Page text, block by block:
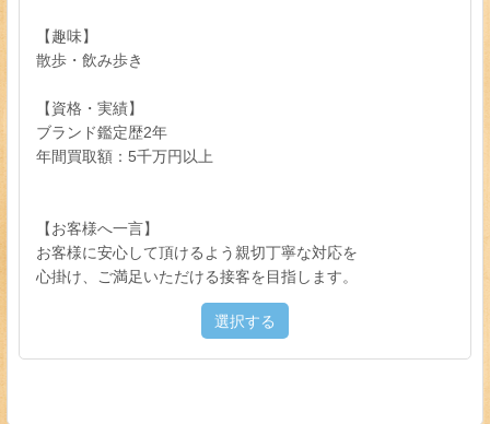
【趣味】
散歩・飲み歩き
【資格・実績】
ブランド鑑定歴2年
年間買取額：5千万円以上
【お客様へ一言】
お客様に安心して頂けるよう親切丁寧な対応を
心掛け、ご満足いただける接客を目指します。
選択する